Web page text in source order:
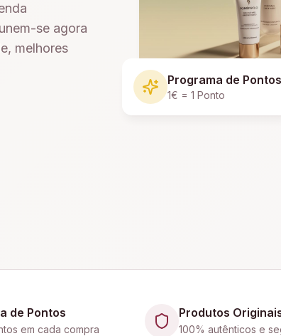
se agora
melhores
Programa de Pontos
1€ = 1 Ponto
de Pontos
em cada compra
Produtos
100% autênticos e